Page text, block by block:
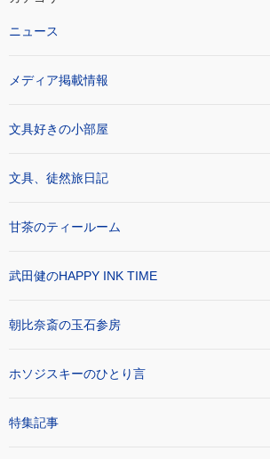
ニュース
メディア掲載情報
文具好きの小部屋
文具、徒然旅日記
甘茶のティールーム
武田健のHAPPY INK TIME
朝比奈斎の玉石参房
ホソジスキーのひとり言
特集記事